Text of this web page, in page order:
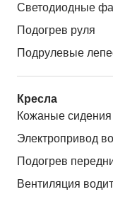
Светодиодные
Подогрев руля
Подрулевые
Кресла
Кожаные сидения
Электропривод
Подогрев
Вентиляция